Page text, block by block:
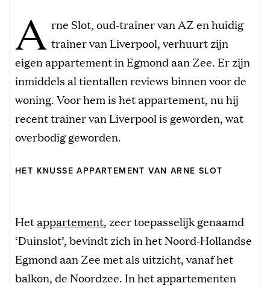
A rne Slot, oud-trainer van AZ en huidig
trainer van Liverpool, verhuurt zijn
eigen appartement in Egmond aan Zee. Er zijn
inmiddels al tientallen reviews binnen voor de
woning. Voor hem is het appartement, nu hij
recent trainer van Liverpool is geworden, wat
overbodig geworden.
HET KNUSSE APPARTEMENT VAN ARNE SLOT
Hetappartement, zeer toepasselijk genaamd
‘Duinslot’, bevindt zich in het Noord-Hollandse
Egmond aan Zee met als uitzicht, vanaf het
balkon, de Noordzee. In het appartementen